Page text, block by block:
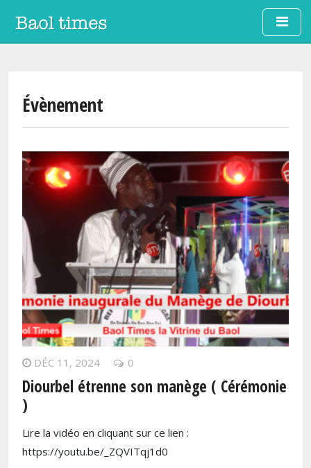
Aller au contenu principal
Évènement
DÉC 11, 2024 0
Diourbel étrenne son manège ( Cérémonie
)
Lire la vidéo en cliquant sur ce lien :
https://youtu.be/_ZQVITqj1d0